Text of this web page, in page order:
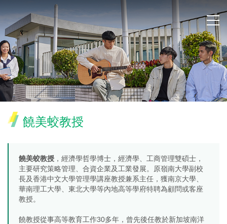
饒美蛟教授
饒美蛟教授 ，經濟學哲學博士，經濟學、工商管理雙碩士，
主要研究策略管理、合資企業及工業發展。原嶺南大學副校
長及香港中文大學管理學講座教授兼系主任，獲南京大學、
華南理工大學、東北大學等內地高等學府特聘為顧問或客座
教授。
饒教授從事高等教育工作30多年，曾先後任教於新加坡南洋